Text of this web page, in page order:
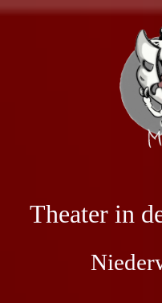
Theater in